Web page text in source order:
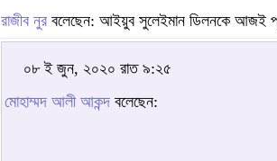
রাজীব নুর বলেছেন: আইয়ুব সুলেইমান ডিলনকে আজই
০৮ ই জুন, ২০২০ রাত ৯:২৫
মোহাম্মদ আলী আকন্দ বলেছেন: